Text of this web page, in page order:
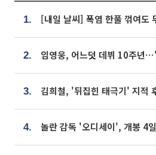
1.
2.
3.
4.